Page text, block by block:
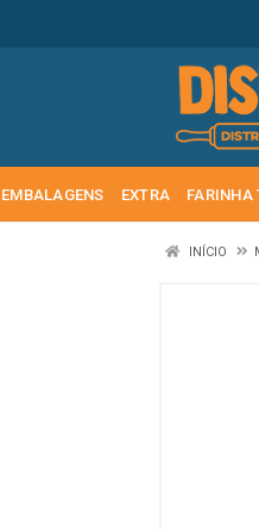
EMBALAGENS EXTRA FARINHA
INÍCIO